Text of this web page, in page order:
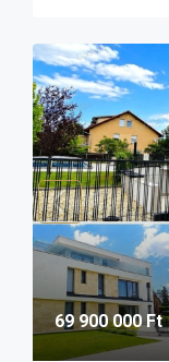
69 900 000 Ft